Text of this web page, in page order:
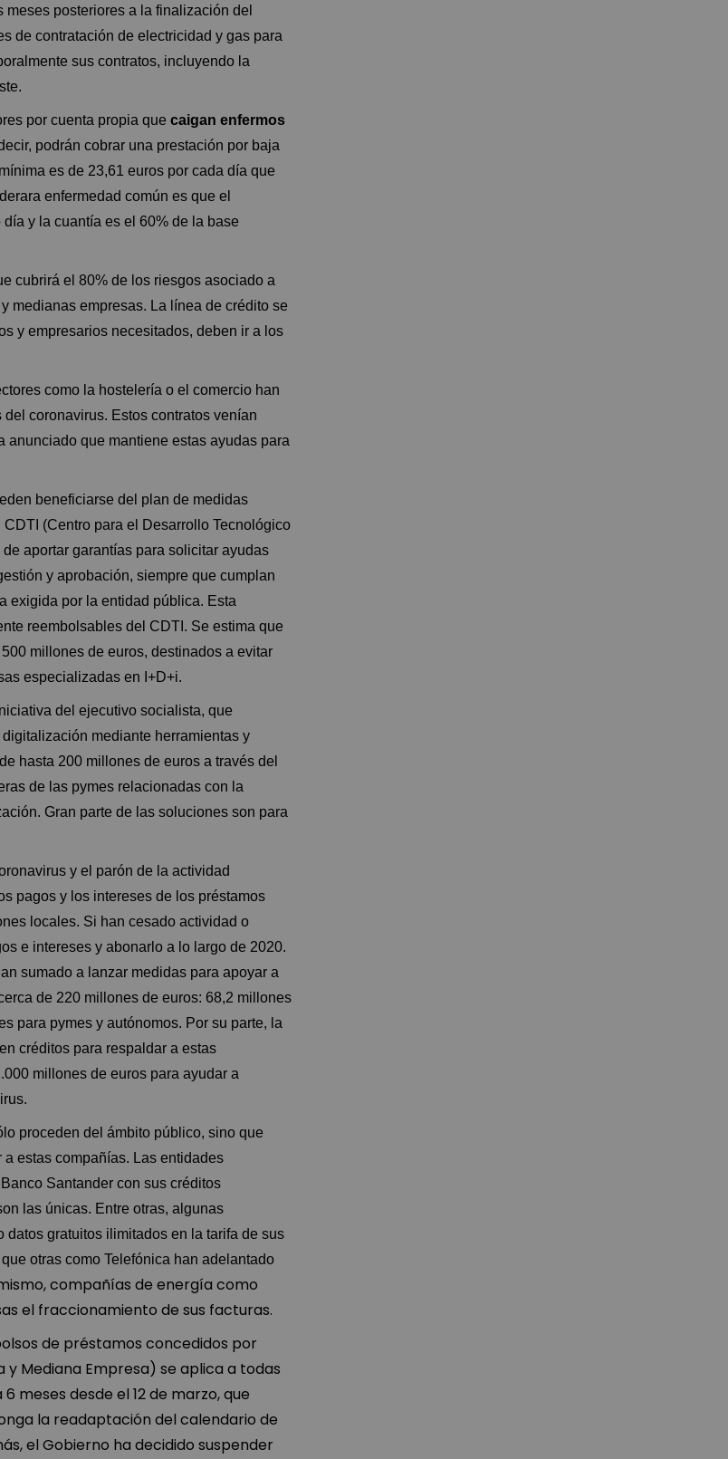
posteriores a la finalización del
de contratación de electricidad y gas para
sus contratos, incluyendo la
por cuenta propia que caigan enfermos
podrán cobrar una prestación por baja
es de 23,61 euros por cada día que
enfermedad común es que el
y la cuantía es el 60% de la base
cubrirá el 80% de los riesgos asociado a
medianas empresas. La línea de crédito se
y empresarios necesitados, deben ir a los
como la hostelería o el comercio han
coronavirus. Estos contratos venían
que mantiene estas ayudas para
beneficiarse del plan de medidas
(Centro para el Desarrollo Tecnológico
aportar garantías para solicitar ayudas
y aprobación, siempre que cumplan
exigida por la entidad pública. Esta
reembolsables del CDTI. Se estima que
millones de euros, destinados a evitar
especializadas en I+D+i.
del ejecutivo socialista, que
mediante herramientas y
hasta 200 millones de euros a través del
de las pymes relacionadas con la
Gran parte de las soluciones son para
y el parón de la actividad
pagos y los intereses de los préstamos
locales. Si han cesado actividad o
e intereses y abonarlo a lo largo de 2020.
sumado a lanzar medidas para apoyar a
de 220 millones de euros: 68,2 millones
para pymes y autónomos. Por su parte, la
créditos para respaldar a estas
millones de euros para ayudar a
proceden del ámbito público, sino que
estas compañías. Las entidades
Santander con sus créditos
las únicas. Entre otras, algunas
gratuitos ilimitados en la tarifa de sus
otras como Telefónica han adelantado
compañías de energía como
el fraccionamiento de sus facturas.
de préstamos concedidos por
Mediana Empresa) se aplica a todas
meses desde el 12 de marzo, que
la readaptación del calendario de
el Gobierno ha decidido suspender